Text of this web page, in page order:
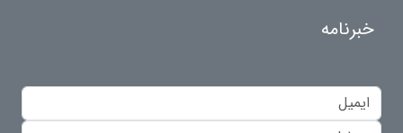
خبرنامه